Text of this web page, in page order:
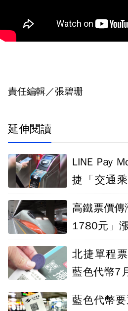
責任編輯／張碧珊
延伸閱讀
LINE Pay
捷「交通
高鐵票價
1780元」
北捷單程票
藍色代幣7
藍色代幣